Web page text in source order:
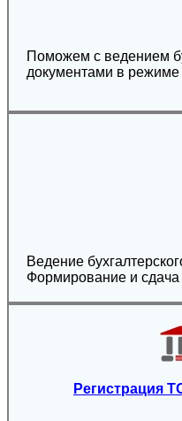
Поможем с ведением
документами в режиме
Ведение
Формирование и сдача
Регистрация